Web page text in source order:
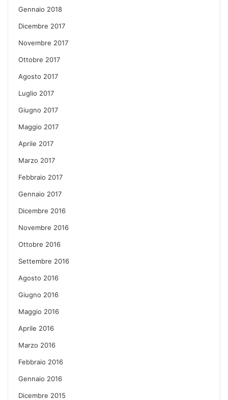
Gennaio 2018
Dicembre 2017
Novembre 2017
Ottobre 2017
Agosto 2017
Luglio 2017
Giugno 2017
Maggio 2017
Aprile 2017
Marzo 2017
Febbraio 2017
Gennaio 2017
Dicembre 2016
Novembre 2016
Ottobre 2016
Settembre 2016
Agosto 2016
Giugno 2016
Maggio 2016
Aprile 2016
Marzo 2016
Febbraio 2016
Gennaio 2016
Dicembre 2015